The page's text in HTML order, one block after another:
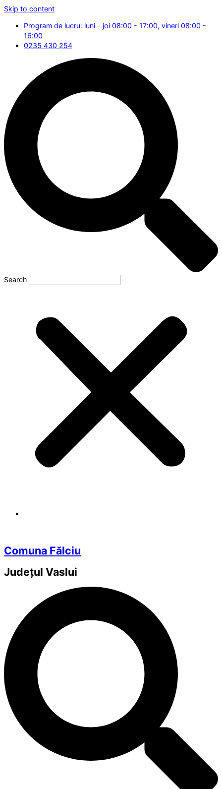
Skip to content
Program de lucru: luni - joi 08:00 - 17:00, vineri 08:00 -
16:00
0235 430 254
Search
Comuna Fălciu
Județul Vaslui